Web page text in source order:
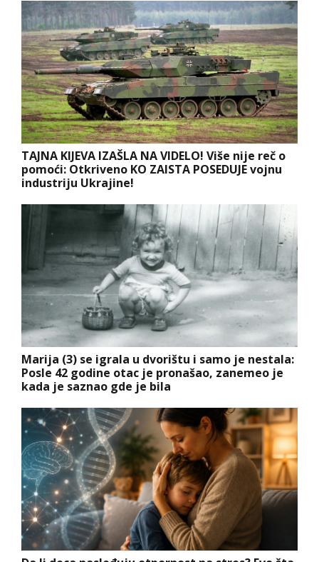
TAJNA KIJEVA IZAŠLA NA VIDELO! Više nije reč o
pomoći: Otkriveno KO ZAISTA POSEDUJE vojnu
industriju Ukrajine!
Marija (3) se igrala u dvorištu i samo je nestala:
Posle 42 godine otac je pronašao, zanemeo je
kada je saznao gde je bila